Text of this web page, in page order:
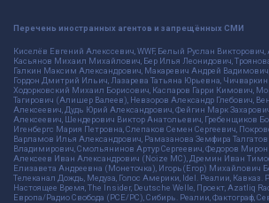
Перечень иностранных агентов и запрещённых СМИ
Киселёв Евгений Алекссевич, WWF, Белый Руслан
Касьянов Михаил Михайлович, Бер Илья Леонидович,
Галкин Максим Александрович, Макаревич Андрей
Гордон Дмитрий Ильич, Лазарева Татьяна Юрьевна,
Ходорковский Михаил Борисович, Каспаров Гарри Кимович,
Тагирович (Алишер Валеев), Невзоров Александр Глебович,
Алексеевич, Дудь Юрий Александрович, Фейгин Марк
Алексеевич, Шендерович Виктор Анатольевич, Гребенщиков
Игенбергс Мария Петровна, Слепаков Семен Сергеевич,
Варламов Илья Александрович, Рамазанова Земфира
Владимирович, Смольянинов Артур Сергеевич, Федоров
Алексеев Иван Александрович (Noize MC), Дремин Иван
Елизавета Андреевна (Монеточка), Игорь(Егор) Михайлович
Телеканал Дождь, Медуза, Голос Америки, Idel. Реалии,
Настоящее Время, The Insider, Deutsche Welle, Проект, Azatliq
Европа/Радио Свобода (PCE/PC), Сибирь. Реалии, Фактограф,